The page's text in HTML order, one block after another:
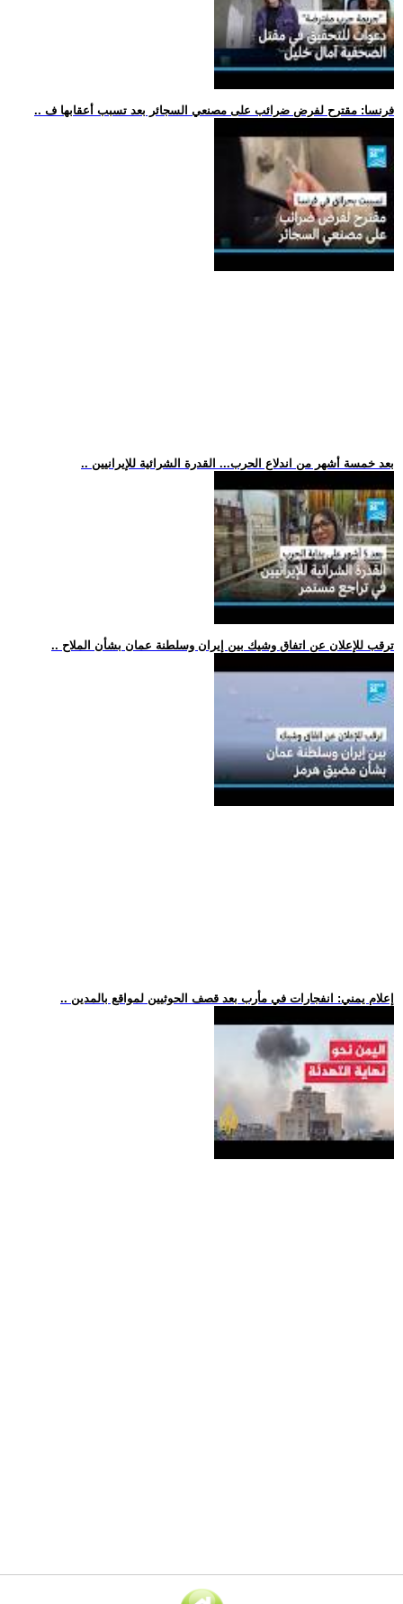
.. فرنسا: مقترح لفرض ضرائب على مصنعي السجائر بعد تسبب أعقابها ف
.. بعد خمسة أشهر من اندلاع الحرب... القدرة الشرائية للإيرانيين
.. ترقب للإعلان عن اتفاق وشيك بين إيران وسلطنة عمان بشأن الملاح
.. إعلام يمني: انفجارات في مأرب بعد قصف الحوثيين لمواقع بالمدين